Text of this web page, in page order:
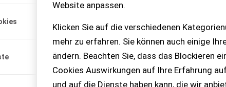
Website anpassen.
Klicken Sie auf die verschiedenen
mehr zu erfahren. Sie können auch einige
ändern. Beachten Sie, dass das Blockieren
Cookies Auswirkungen auf Ihre Erfahrung
und auf die Dienste haben kann, die wir
Neuer